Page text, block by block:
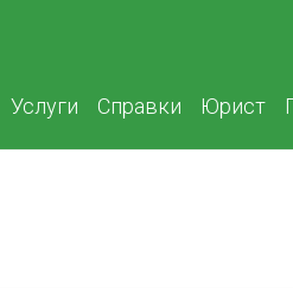
Услуги Справки Юрист